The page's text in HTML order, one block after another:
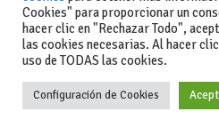
Ago 03, 2026
La Junta
A381 por Los
Cookies" para proporcionar un
hacer clic en "Rechazar Todo",
las cookies necesarias. Al hacer
uso de TODAS las cookies.
Configuración de Cookies